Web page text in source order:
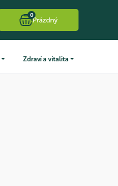
0
Prázdný
Zdraví a vitalita